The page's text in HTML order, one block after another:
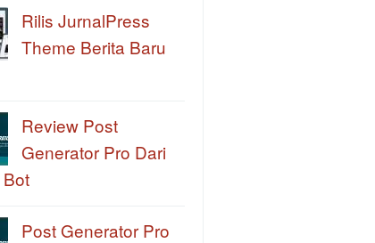
Rilis JurnalPress
Theme Berita Baru
Review Post
Generator Pro Dari
Post Generator Pro